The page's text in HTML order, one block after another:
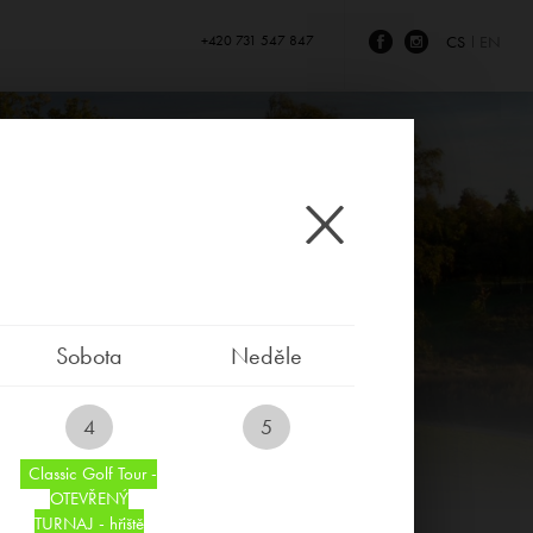
CS
+420 731 547 847
Sobota Neděle
4
Classic Golf Tour -
OTEVŘENÝ
TURNAJ - hřiště
5